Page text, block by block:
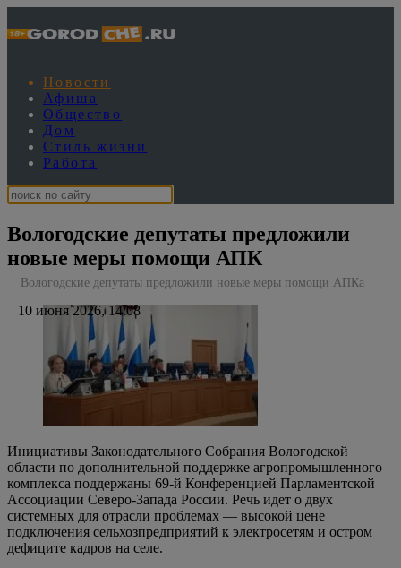
Новости
Афиша
Общество
Дом
Стиль жизни
Работа
Вологодские депутаты предложили
новые меры помощи АПК
Вологодские депутаты предложили новые меры помощи АПКа
10 июня 2026, 14:08
Инициативы Законодательного Собрания Вологодской
области по дополнительной поддержке агропромышленного
комплекса поддержаны 69-й Конференцией Парламентской
Ассоциации Северо-Запада России. Речь идет о двух
системных для отрасли проблемах — высокой цене
подключения сельхозпредприятий к электросетям и остром
дефиците кадров на селе.